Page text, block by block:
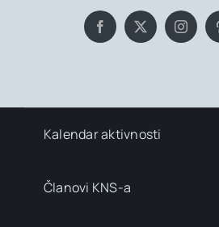
Kalendar aktivnosti
Članovi KNS-a